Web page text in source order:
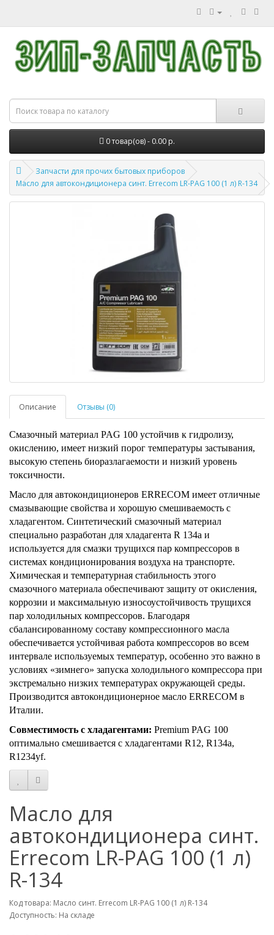
0 товар(ов) - 0.00 р.
Запчасти для прочих бытовых приборов
Масло для автокондиционера синт. Errecom LR-PAG 100 (1 л) R-134
Описание Отзывы (0)
Смазочный материал PAG 100 устойчив к гидролизу,
окислению, имеет низкий порог температуры застывания,
высокую степень биоразлагаемости и низкий уровень
токсичности.
Масло для автокондиционеров ERRECOM имеет отличные
смазывающие свойства и хорошую смешиваемость с
хладагентом. Синтетический смазочный материал
специально разработан для хладагента R 134a и
используется для смазки трущихся пар компрессоров в
системах кондиционирования воздуха на транспорте.
Химическая и температурная стабильность этого
смазочного материала обеспечивают защиту от окисления,
коррозии и максимальную износоустойчивость трущихся
пар холодильных компрессоров. Благодаря
сбалансированному составу компрессионного масла
обеспечивается устойчивая работа компрессоров во всем
интервале используемых температур, особенно это важно в
условиях «зимнего» запуска холодильного компрессора при
экстремально низких температурах окружающей среды.
Производится автокондиционерное масло ERRECOM в
Италии.
Совместимость с хладагентами: Premium PAG 100
оптимально смешивается с хладагентами R12, R134a,
R1234yf.
Масло для
автокондиционера синт.
Errecom LR-PAG 100 (1 л)
R-134
Код товара: Масло синт. Errecom LR-PAG 100 (1 л) R-134
Доступность: На складе